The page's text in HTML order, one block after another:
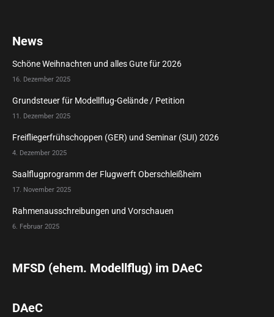
News
Schöne Weihnachten und alles Gute für 2026
16. Dezember 2025
Grundsteuer für Modellflug-Gelände / Petition
11. Dezember 2025
Freifliegerfrühschoppen (GER) und Seminar (SUI) 2026
4. Dezember 2025
Saalflugprogramm der Flugwerft Oberschleißheim
17. November 2025
Rahmenausschreibungen und Vorschauen
6. Februar 2025
MFSD (ehem. Modellflug) im DAeC
DAeC